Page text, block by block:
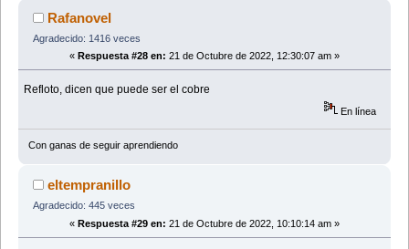
Rafanovel
Agradecido: 1416 veces
« Respuesta #28 en: 21 de Octubre de 2022, 12:30:07 am »
Refloto, dicen que puede ser el cobre
En línea
Con ganas de seguir aprendiendo
eltempranillo
Agradecido: 445 veces
« Respuesta #29 en: 21 de Octubre de 2022, 10:10:14 am »